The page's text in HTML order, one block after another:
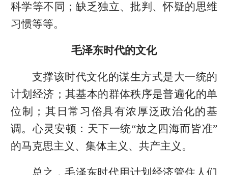
科学等不同；缺乏独立、批判、怀疑的思维
习惯等等。
毛泽东时代的文化
支撑该时代文化的谋生方式是大一统的
计划经济；其基本的群体秩序是普遍化的单
位制；其日常习俗具有浓厚泛政治化的基
调。心灵安顿：天下一统“放之四海而皆准”
的马克思主义、集体主义、共产主义。
总之，毛泽东时代用计划经济管住人们